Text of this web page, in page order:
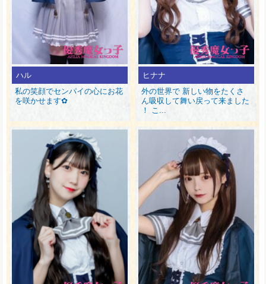
ハル
私の笑顔でセンパイの心にお花
を咲かせます✿
ヒナナ
外の世界で 新しい物をたくさ
ん吸収して舞い戻って来ました
！ こ...